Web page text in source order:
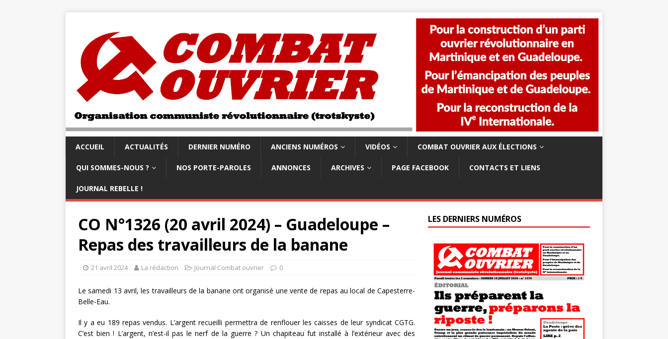
ACCUEIL ACTUALITÉS DERNIER NUMÉRO ANCIENS NUMÉROS VIDÉOS COMBAT OUVRIER AUX ÉLECTIONS
QUI SOMMES-NOUS ? NOS PORTE-PAROLES ANNONCES ARCHIVES PAGE FACEBOOK CONTACTS ET LIENS
JOURNAL REBELLE !
CO N°1326 (20 avril 2024) – Guadeloupe –
Repas des travailleurs de la banane
21 avril 2024 La rédaction Journal Combat ouvrier 0
Le samedi 13 avril, les travailleurs de la banane ont organisé une vente de repas au local de Capesterre-
Belle-Eau.
Il y a eu 189 repas vendus. L’argent recueilli permettra de renflouer les caisses de leur syndicat CGTG.
C’est bien ! L’argent, n’est-il pas le nerf de la guerre ? Un chapiteau fut installé à l’extérieur avec des
LES DERNIERS NUMÉROS